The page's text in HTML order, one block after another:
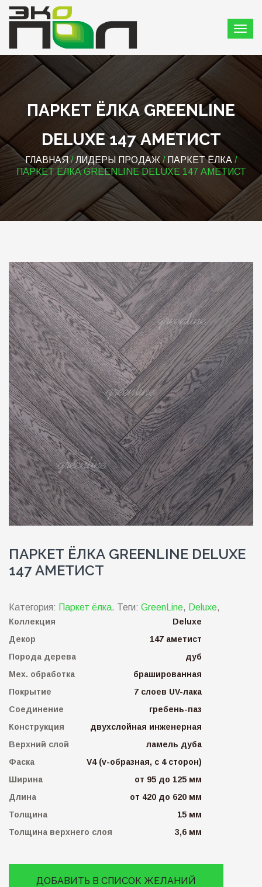
ПАРКЕТ ЁЛКА GREENLINE
DELUXE 147 АМЕТИСТ
ГЛАВНАЯ /ЛИДЕРЫ ПРОДАЖ/ ПАРКЕТ ЁЛКА /
ПАРКЕТ ЁЛКА GREENLINE DELUXE 147 АМЕТИСТ
ПАРКЕТ ЁЛКА GREENLINE DELUXE
147 АМЕТИСТ
Категория: Паркет ёлка. Теги: GreenLine, Deluxe,
Коллекция
Deluxe
Декор
147 аметист
Порода дерева
дуб
Мех. обработка
брашированная
Покрытие
7 слоев UV-лака
Соединение
гребень-паз
Конструкция
двухслойная инженерная
Верхний слой
ламель дуба
Фаска
V4 (v-образная, с 4 сторон)
Ширина
от 95 до 125 мм
Длина
от 420 до 620 мм
Толщина
15 мм
Толщина верхнего слоя
3,6 мм
ДОБАВИТЬ В СПИСОК ЖЕЛАНИЙ